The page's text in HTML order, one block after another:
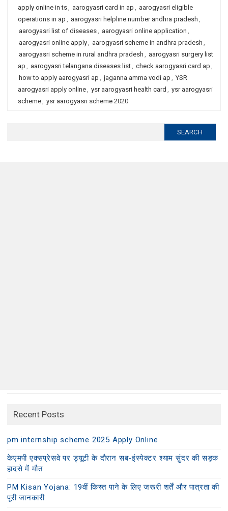
apply online in ts, aarogyasri card in ap , aarogyasri eligible
operations in ap , aarogyasri helpline number andhra pradesh ,
aarogyasri list of diseases, aarogyasri online application ,
aarogyasri online apply, aarogyasri scheme in andhra pradesh ,
aarogyasri scheme in rural andhra pradesh , aarogyasri surgery list
ap , aarogyasri telangana diseases list, check aarogyasri card ap ,
how to apply aarogyasri ap , jaganna amma vodi ap , YSR
aarogyasri apply online, ysr aarogyasri health card , ysr aarogyasri
scheme, ysr aarogyasri scheme 2020
Recent Posts
pm internship scheme 2025 Apply Online
केएमपी एक्सप्रेसवे पर ड्यूटी के दौरान सब-इंस्पेक्टर श्याम सुंदर की सड़क
हादसे में मौत
PM Kisan Yojana: 19वीं किस्त पाने के लिए जरूरी शर्तें और पात्रता की
पूरी जानकारी